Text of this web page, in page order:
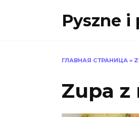
Pyszne i
ГЛАВНАЯ СТРАНИЦА »
Zupa z